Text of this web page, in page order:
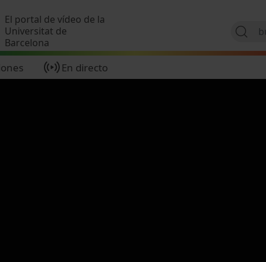
El portal de vídeo de la
Universitat de
Barcelona
En directo